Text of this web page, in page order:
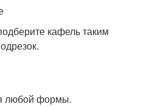
кафель таким
любой формы.